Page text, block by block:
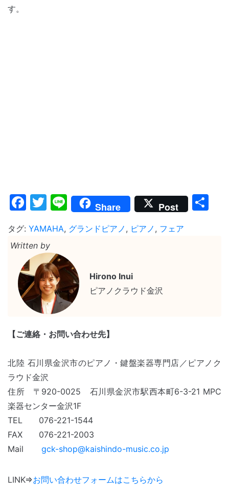
す。
Facebook
Twitter
LineShare Post
タグ: YAMAHA, グランドピアノ , ピアノ , フェア
Written by
Hirono Inui
ピアノクラウド金沢
【ご連絡・お問い合わせ先】
北陸 石川県金沢市のピアノ・鍵盤楽器専門店／ピアノク
ラウド金沢
住所 〒920-0025 石川県金沢市駅西本町6-3-21 MPC
楽器センター金沢1F
TEL 076-221-1544
FAX 076-221-2003
Mail gck-shop@kaishindo-music.co.jp
LINK⇒お問い合わせフォームはこちらから